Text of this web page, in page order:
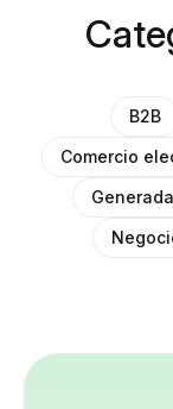
B2B
Comercio